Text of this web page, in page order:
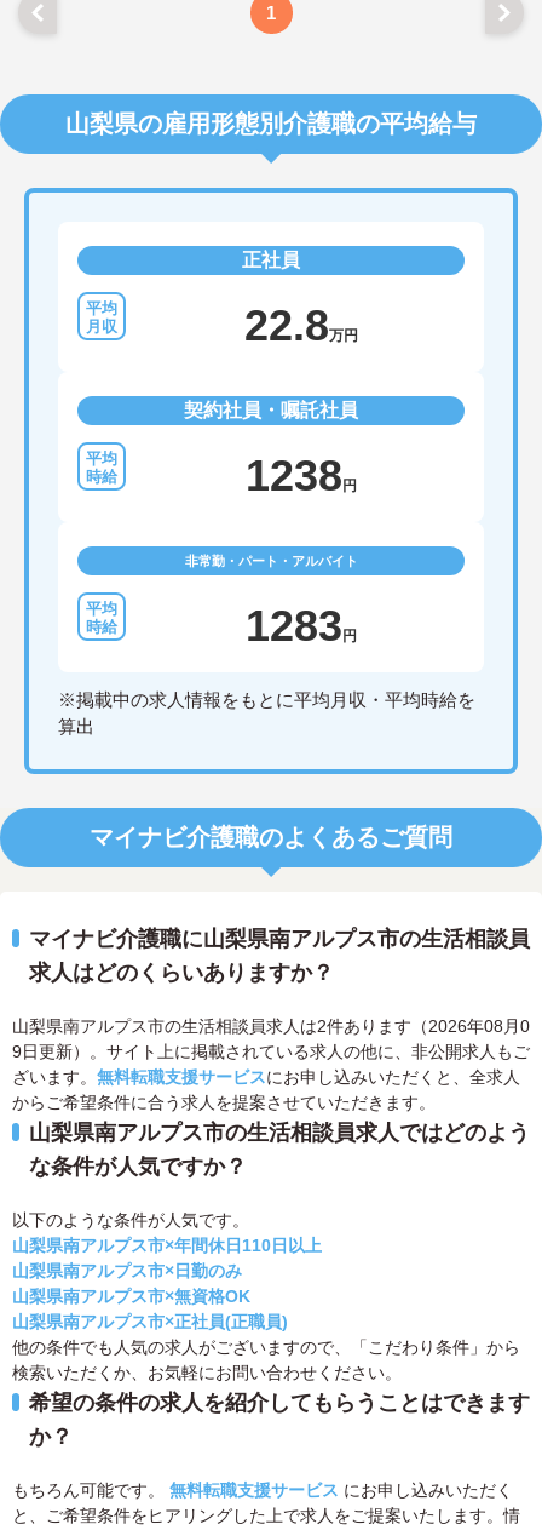
1
山梨県の雇用形態別介護職の平均給与
正社員
22.8万円
契約社員・嘱託社員
1238 円
非常勤・パート・アルバイト
1283 円
※掲載中の求人情報をもとに平均月収・平均時給を
算出
マイナビ介護職のよくあるご質問
マイナビ介護職に山梨県南アルプス市の生活相談員
求人はどのくらいありますか？
山梨県南アルプス市の生活相談員求人は2件あります（2026年08月0
9日更新）。サイト上に掲載されている求人の他に、非公開求人もご
ざいます。 無料転職支援サービスにお申し込みいただくと、全求人
からご希望条件に合う求人を提案させていただきます。
山梨県南アルプス市の生活相談員求人ではどのよう
な条件が人気ですか？
以下のような条件が人気です。
山梨県南アルプス市×年間休日110日以上
山梨県南アルプス市×日勤のみ
山梨県南アルプス市×無資格OK
山梨県南アルプス市×正社員(正職員)
他の条件でも人気の求人がございますので、「こだわり条件」から
検索いただくか、お気軽にお問い合わせください。
希望の条件の求人を紹介してもらうことはできます
か？
もちろん可能です。 無料転職支援サービス にお申し込みいただく
と、ご希望条件をヒアリングした上で求人をご提案いたします。情